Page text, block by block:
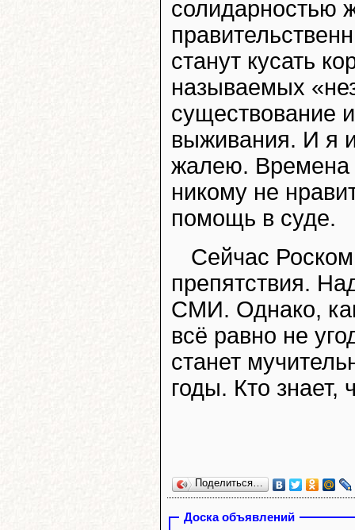
солидарностью
станут кусать
называемых
существование
выживания. И я
жалею. Времена
никому не
помощь в суде.
Сейчас
препятствия.
СМИ. Однако,
всё равно не
станет
годы. Кто знает,
Поделиться…
Доска объявлений